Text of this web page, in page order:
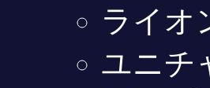
ライオ
ユニチ